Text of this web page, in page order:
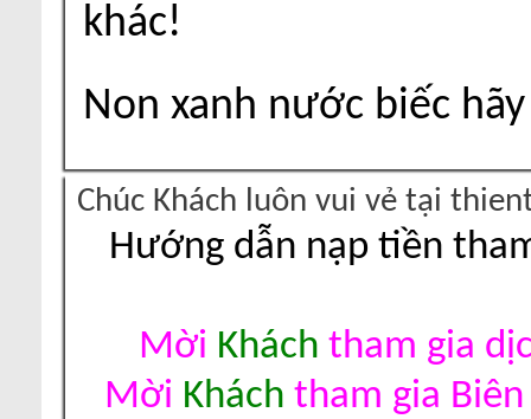
khác!
Non xanh nước biếc
Chúc Khách luôn vui vẻ tại
Hướng dẫn nạp tiền
Mời Khách tham gia
Mời Khách tham gia